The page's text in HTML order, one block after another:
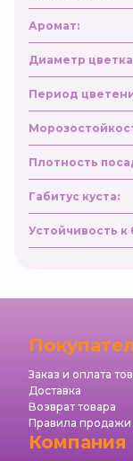
Аромат:
Диаметр
Период
Плотность
Габитус куста:
Устойчивость к
Заказ и оплата
Доставка
Возврат товара
Правила продажи
Компания